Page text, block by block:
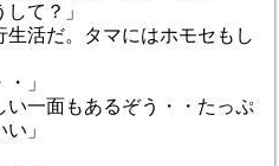
て？」
活だ。タマにはホモセもし
」
一面もあるぞう・・たっぷ
」